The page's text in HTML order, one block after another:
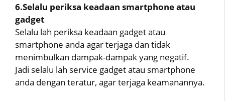
6.Selalu periksa keadaan smartphone atau
gadget
Selalu lah periksa keadaan gadget atau
smartphone anda agar terjaga dan tidak
menimbulkan dampak-dampak yang negatif.
Jadi selalu lah service gadget atau smartphone
anda dengan teratur, agar terjaga keamanannya.